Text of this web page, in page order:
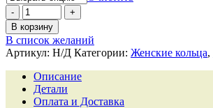
В корзину
В список желаний
Артикул: Н/Д Категории: Женские кольца,
Описание
Детали
Оплата и Доставка